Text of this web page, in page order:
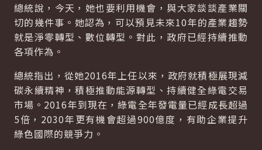
總統說，今天，她也要利用機會，與大家談談產業關
切的幾件事。她認為，可以預見未來10年的產業趨勢
就是淨零轉型、數位轉型。對此，政府已經持續推動
各項作為。
總統指出，從她2016年上任以來，政府就積極展現減
碳永續精神，積極推動能源轉型、持續健全綠電交易
市場。2016年到現在，綠電全年發電量已經成長超過
5倍，2030年更有機會超過900億度，有助企業提升
綠色國際的競爭力。